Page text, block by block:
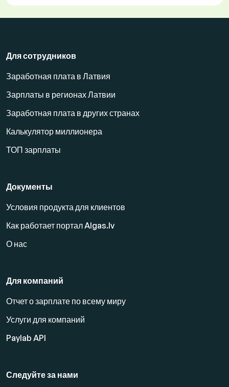
Для сотрудников
Заработная плата в Латвия
Зарплаты в регионах Латвии
Заработная плата в других странах
Калькулятор миллионера
ТОП зарплаты
Документы
Условия продукта для клиентов
Как работает портал Algas.lv
О нас
Для компаний
Отчет о зарплате по всему миру
Услуги для компаний
Paylab API
Следуйте за нами